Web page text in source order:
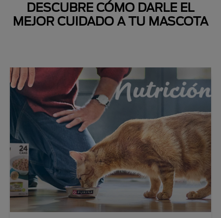
Next
DESCUBRE CÓMO DARLE EL
MEJOR CUIDADO A TU MASCOTA